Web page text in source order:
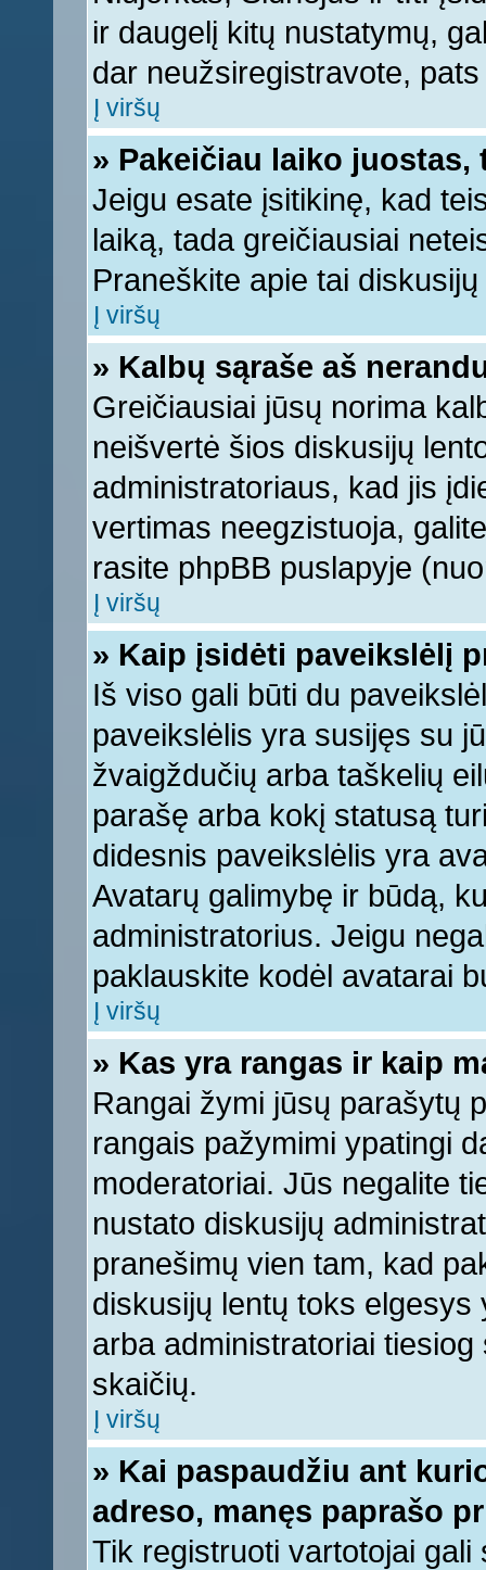
ir daugelį kitų nustatymų,
dar neužsiregistravote,
Į viršų
» Pakeičiau laiko
Jeigu esate įsitikinę, kad
laiką, tada greičiausiai
Praneškite apie tai
Į viršų
» Kalbų sąraše aš
Greičiausiai jūsų norima
neišvertė šios diskusijų
administratoriaus, kad jis
vertimas neegzistuoja,
rasite phpBB puslapyje
Į viršų
» Kaip įsidėti paveikslėlį
Iš viso gali būti du
paveikslėlis yra susijęs su
žvaigždučių arba taškelių
parašę arba kokį statusą
didesnis paveikslėlis yra
Avatarų galimybę ir būdą,
administratorius. Jeigu
paklauskite kodėl avatarai
Į viršų
» Kas yra rangas ir kaip
Rangai žymi jūsų parašytų
rangais pažymimi ypatingi
moderatoriai. Jūs negalite
nustato diskusijų
pranešimų vien tam, kad
diskusijų lentų toks
arba administratoriai
skaičių.
Į viršų
» Kai paspaudžiu ant
adreso, manęs paprašo
Tik registruoti vartotojai